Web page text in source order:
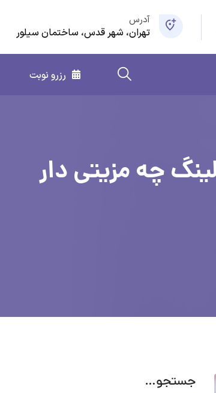
آدرس
تهران، شهر قدس، ساختمان سیلور
رزرو نوبت
چه مزیتی دار
جستجو…